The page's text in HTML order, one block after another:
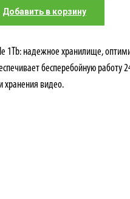
Добавить в корзину
1Tb: надежное хранилище,
бесперебойную работу
хранения видео.